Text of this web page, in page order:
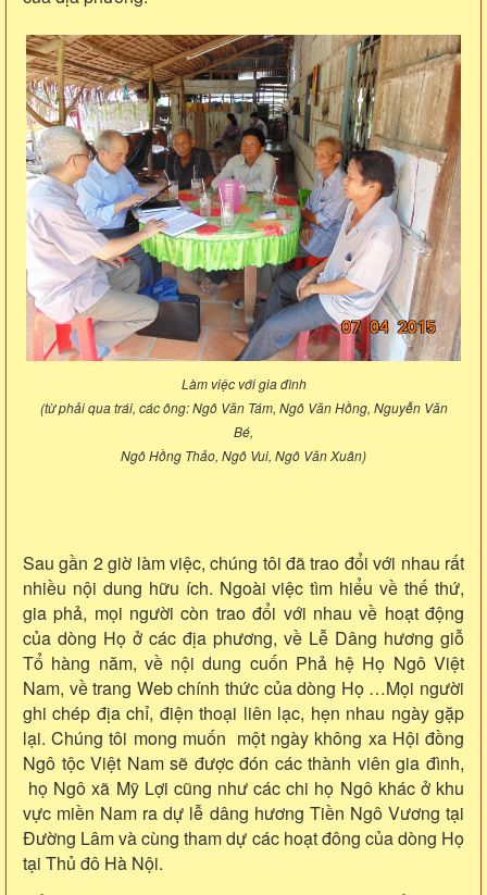
Làm việc với gia đình
(từ phải qua trái, các ông: Ngô Văn Tám, Ngô Văn Hồng, Nguyễn Văn
Bé,
Ngô Hồng Thảo, Ngô Vui, Ngô Văn Xuân)
Sau gần 2 giờ làm việc, chúng tôi đã trao đổi với nhau rất
nhiều nội dung hữu ích. Ngoài việc tìm hiểu về thế thứ,
gia phả, mọi người còn trao đổi với nhau về hoạt động
của dòng Họ ở các địa phương, về Lễ Dâng hương giỗ
Tổ hàng năm, về nội dung cuốn Phả hệ Họ Ngô Việt
Nam, về trang Web chính thức của dòng Họ …Mọi người
ghi chép địa chỉ, điện thoại liên lạc, hẹn nhau ngày gặp
lại. Chúng tôi mong muốn một ngày không xa Hội đồng
Ngô tộc Việt Nam sẽ được đón các thành viên gia đình,
họ Ngô xã Mỹ Lợi cũng như các chi họ Ngô khác ở khu
vực miền Nam ra dự lễ dâng hương Tiền Ngô Vương tại
Đường Lâm và cùng tham dự các hoạt đông của dòng Họ
tại Thủ đô Hà Nội.